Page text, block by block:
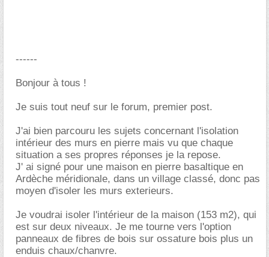
------
Bonjour à tous !
Je suis tout neuf sur le forum, premier post.
J'ai bien parcouru les sujets concernant l'isolation
intérieur des murs en pierre mais vu que chaque
situation a ses propres réponses je la repose.
J' ai signé pour une maison en pierre basaltique en
Ardèche méridionale, dans un village classé, donc pas
moyen d'isoler les murs exterieurs.
Je voudrai isoler l'intérieur de la maison (153 m2), qui
est sur deux niveaux. Je me tourne vers l'option
panneaux de fibres de bois sur ossature bois plus un
enduis chaux/chanvre.